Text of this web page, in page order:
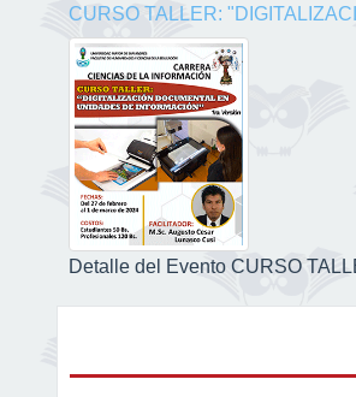
CURSO TALLER:
Detalle del Evento CURSO